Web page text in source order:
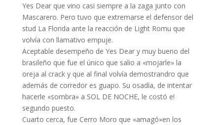
Yes Dear que vino casi siempre a la zaga junto con
Mascarero. Pero tuvo que extremarse el defensor del
stud La Florida ante la reacción de Light Romu que
volvía con llamativo empuje.
Aceptable desempeño de Yes Dear y muy bueno del
brasileño que fue el único que salio a «mojarle» la
oreja al crack y que al final volvía demostrandro que
además de corredor es guapo. Su osadía, de intentar
hacerle «sombra» a SOL DE NOCHE, le costó e!
segundo puesto.
Cuarto cerca, fue Cerro Moro que «amagó»en los